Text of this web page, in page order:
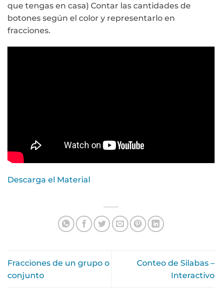
que tengas en casa) Contar las cantidades de
botones según el color y representarlo en
fracciones.
Descarga el Material
Fracciones de un grupo o
conjunto
Conteo de Silabas –
Interactivo